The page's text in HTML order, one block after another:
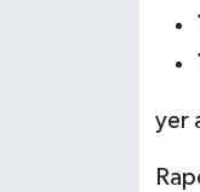
yer